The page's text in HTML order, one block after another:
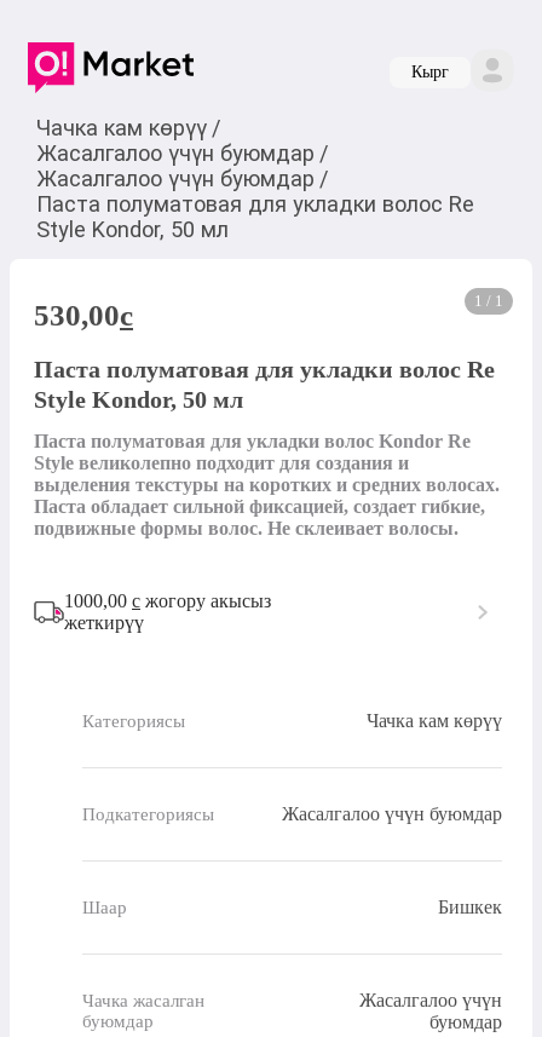
Кырг
Чачка кам көрүү /
Жасалгалоо үчүн буюмдар /
Жасалгалоо үчүн буюмдар /
Паста полуматовая для укладки волос Re
Style Kondor, 50 мл
1 / 1
530,00c
Паста полуматовая для укладки волос Re
Style Kondor, 50 мл
Паста полуматовая для укладки волос Kondor Re
Style великолепно подходит для создания и
выделения текстуры на коротких и средних волосах.
Паста обладает сильной фиксацией, создает гибкие,
подвижные формы волос. Не склеивает волосы.
1000,00 с жогору акысыз
жеткирүү
Категориясы Чачка кам көрүү
Подкатегориясы Жасалгалоо үчүн буюмдар
Шаар Бишкек
Чачка жасалган
буюмдар
Жасалгалоо үчүн
буюмдар